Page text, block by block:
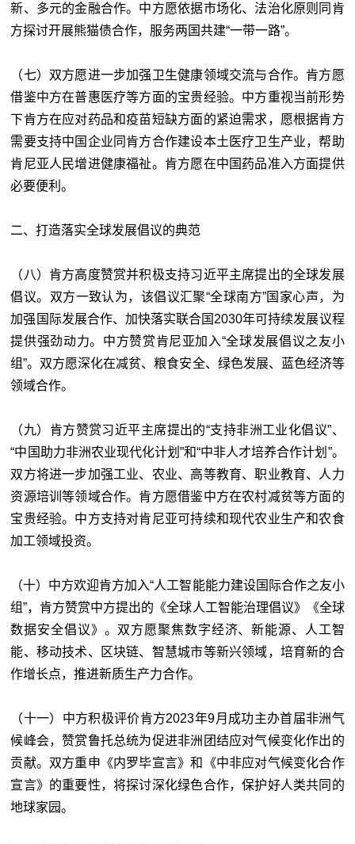
新、多元的金融合作。中方愿依据市场化、法治化原则同肯
方探讨开展熊猫债合作，服务两国共建“一带一路”。
（七）双方愿进一步加强卫生健康领域交流与合作。肯方愿
借鉴中方在普惠医疗等方面的宝贵经验。中方重视当前形势
下肯方在应对药品和疫苗短缺方面的紧迫需求，愿根据肯方
需要支持中国企业同肯方合作建设本土医疗卫生产业，帮助
肯尼亚人民增进健康福祉。肯方愿在中国药品准入方面提供
必要便利。
二、打造落实全球发展倡议的典范
（八）肯方高度赞赏并积极支持习近平主席提出的全球发展
倡议。双方一致认为，该倡议汇聚“全球南方”国家心声，为
加强国际发展合作、加快落实联合国2030年可持续发展议程
提供强劲动力。中方赞赏肯尼亚加入“全球发展倡议之友小
组”。双方愿深化在减贫、粮食安全、绿色发展、蓝色经济等
领域合作。
（九）肯方赞赏习近平主席提出的“支持非洲工业化倡议”、
“中国助力非洲农业现代化计划”和“中非人才培养合作计划”。
双方将进一步加强工业、农业、高等教育、职业教育、人力
资源培训等领域合作。肯方愿借鉴中方在农村减贫等方面的
宝贵经验。中方支持对肯尼亚可持续和现代农业生产和农食
加工领域投资。
（十）中方欢迎肯方加入“人工智能能力建设国际合作之友小
组”，肯方赞赏中方提出的《全球人工智能治理倡议》《全球
数据安全倡议》。双方愿聚焦数字经济、新能源、人工智
能、移动技术、区块链、智慧城市等新兴领域，培育新的合
作增长点，推进新质生产力合作。
（十一）中方积极评价肯方2023年9月成功主办首届非洲气
候峰会，赞赏鲁托总统为促进非洲团结应对气候变化作出的
贡献。双方重申《内罗毕宣言》和《中非应对气候变化合作
宣言》的重要性，将探讨深化绿色合作，保护好人类共同的
地球家园。